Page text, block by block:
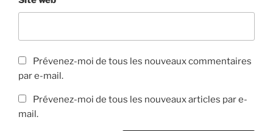
Prévenez-moi de tous les nouveaux commentaires
par e-mail.
Prévenez-moi de tous les nouveaux articles par e-
mail.